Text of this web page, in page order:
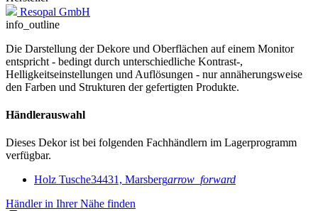
Resopal GmbH
info_outline
Die Darstellung der Dekore und Oberflächen auf einem Monitor
entspricht - bedingt durch unterschiedliche Kontrast-,
Helligkeitseinstellungen und Auflösungen - nur annäherungsweise
den Farben und Strukturen der gefertigten Produkte.
Händlerauswahl
Dieses Dekor ist bei folgenden Fachhändlern im Lagerprogramm
verfügbar.
Holz Tusche34431, Marsbergarrow_forward
Händler in Ihrer Nähe finden